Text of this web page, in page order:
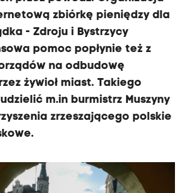
zbiórkę pieniędzy dla
- Zdroju i Bystrzycy
pomoc popłynie też z
na odbudowę
żywioł miast. Takiego
m.in burmistrz Muszyny
zrzeszającego polskie